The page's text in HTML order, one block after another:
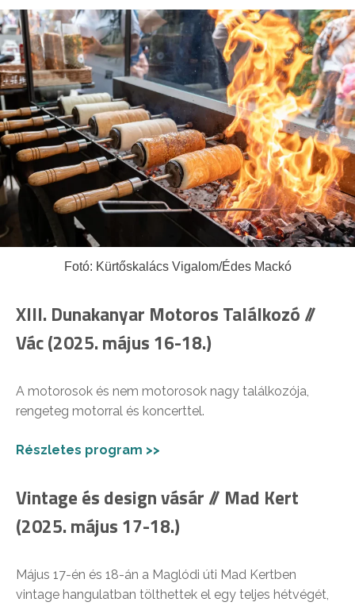
Fotó: Kürtőskalács Vigalom/Édes Mackó
XIII. Dunakanyar Motoros Találkozó //
Vác (2025. május 16-18.)
A motorosok és nem motorosok nagy találkozója,
rengeteg motorral és koncerttel.
Részletes program >>
Vintage és design vásár // Mad Kert
(2025. május 17-18.)
Május 17-én és 18-án a Maglódi úti Mad Kertben
vintage hangulatban tölthettek el egy teljes hétvégét,